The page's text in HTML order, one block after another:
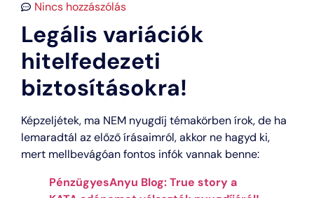
Nincs hozzászólás
Legális variációk
hitelfedezeti
biztosításokra!
Képzeljétek, ma NEM nyugdíj témakörben írok, de ha
lemaradtál az előző írásaimról, akkor ne hagyd ki,
mert mellbevágóan fontos infók vannak benne:
PénzügyesAnyu Blog: True story a